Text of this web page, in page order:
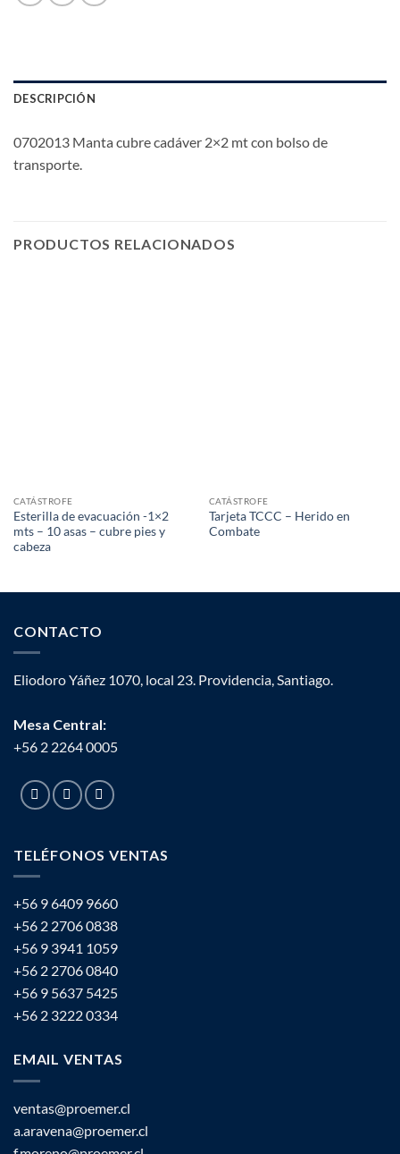
DESCRIPCIÓN
0702013 Manta cubre cadáver 2×2 mt con bolso de
transporte.
PRODUCTOS RELACIONADOS
CATÁSTROFE
Esterilla de evacuación -1×2
mts – 10 asas – cubre pies y
cabeza
CATÁSTROFE
Tarjeta TCCC – Herido en
Combate
CONTACTO
Eliodoro Yáñez 1070, local 23. Providencia, Santiago.
Mesa Central:
+56 2 2264 0005
TELÉFONOS VENTAS
+56 9 6409 9660
+56 2 2706 0838
+56 9 3941 1059
+56 2 2706 0840
+56 9 5637 5425
+56 2 3222 0334
EMAIL VENTAS
ventas@proemer.cl
a.aravena@proemer.cl